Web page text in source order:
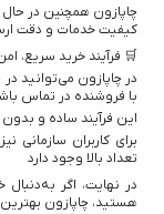
چاپازون همچنین در
کیفیت خدمات و دقت
🛒 فرآیند خرید سریع،
در چاپازون می‌توانید در
با فروشنده در تماس
این فرآیند ساده و
برای کاربران سازمانی
تعداد بالا وجود دارد
در نهایت، اگر
هستید، چاپازون